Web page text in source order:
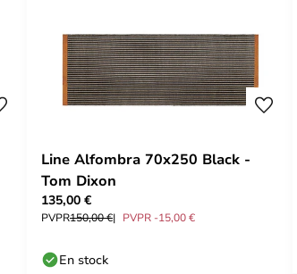
Line Alfombra 70x250 Black -
Tom Dixon
135,00 €
PVPR150,00 € PVPR -15,00 €
En stock